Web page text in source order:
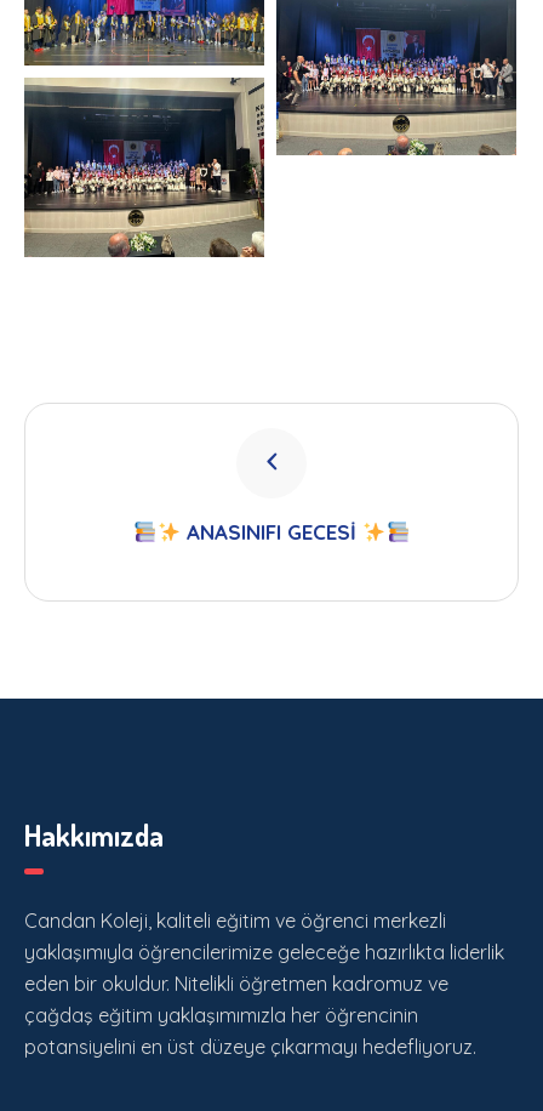
ANASINIFI GECESİ
Hakkımızda
Candan Koleji, kaliteli eğitim ve öğrenci merkezli
yaklaşımıyla öğrencilerimize geleceğe hazırlıkta liderlik
eden bir okuldur. Nitelikli öğretmen kadromuz ve
çağdaş eğitim yaklaşımımızla her öğrencinin
potansiyelini en üst düzeye çıkarmayı hedefliyoruz.